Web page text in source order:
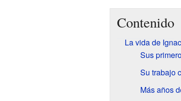
Contenido
La vida de
Sus
Su trabajo
Más años